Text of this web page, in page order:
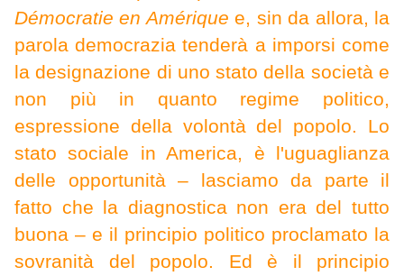
Démocratie en Amérique e, sin da allora, la
parola democrazia tenderà a imporsi come
la designazione di uno stato della società e
non più in quanto regime politico,
espressione della volontà del popolo. Lo
stato sociale in America, è l'uguaglianza
delle opportunità – lasciamo da parte il
fatto che la diagnostica non era del tutto
buona – e il principio politico proclamato la
sovranità del popolo. Ed è il principio